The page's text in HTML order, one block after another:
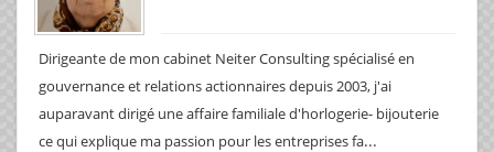
Dirigeante de mon cabinet Neiter Consulting spécialisé en
gouvernance et relations actionnaires depuis 2003, j'ai
auparavant dirigé une affaire familiale d'horlogerie- bijouterie
ce qui explique ma passion pour les entreprises fa...